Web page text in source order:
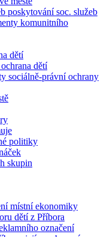
poskytování soc. služeb
komunitního
dětí
dětí
sociálně-právní ochrany
politiky
skupin
místní ekonomiky
dětí z Příbora
označení